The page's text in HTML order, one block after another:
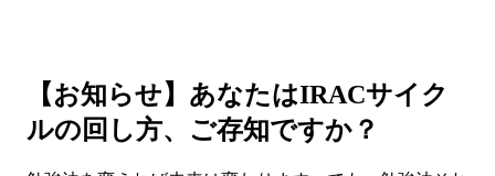
【お知らせ】あなたはIRACサイク
ルの回し方、ご存知ですか？